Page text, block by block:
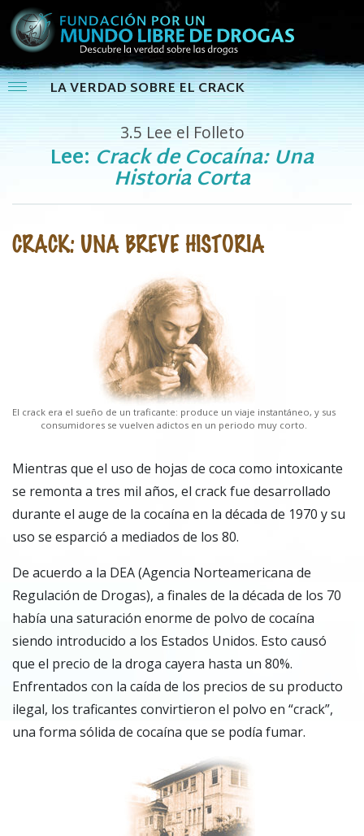
LA VERDAD SOBRE EL CRACK
3.5 Lee el Folleto
Lee: Crack de Cocaína: Una
Historia Corta
CRACK: UNA BREVE HISTORIA
El crack era el sueño de un traficante: produce un viaje instantáneo, y sus
consumidores se vuelven adictos en un periodo muy corto.
Mientras que el uso de hojas de coca como intoxicante
se remonta a tres mil años, el crack fue desarrollado
durante el auge de la cocaína en la década de 1970 y su
uso se esparció a mediados de los 80.
De acuerdo a la DEA (Agencia Norteamericana de
Regulación de Drogas), a finales de la década de los 70
había una saturación enorme de polvo de cocaína
siendo introducido a los Estados Unidos. Esto causó
que el precio de la droga cayera hasta un 80%.
Enfrentados con la caída de los precios de su producto
ilegal, los traficantes convirtieron el polvo en “crack”,
una forma sólida de cocaína que se podía fumar.